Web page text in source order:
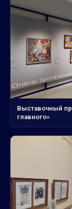
Выставочный
главного»